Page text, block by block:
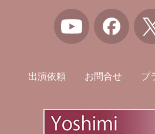
出演依頼 お問合せ プ